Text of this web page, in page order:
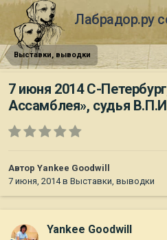
Лабрадор.ру
Выставки, выводки
7 июня 2014 С-
Ассамблея», судья
Автор Yankee Goodwill
7 июня, 2014в Выставки, выводки
Yankee Goodwill